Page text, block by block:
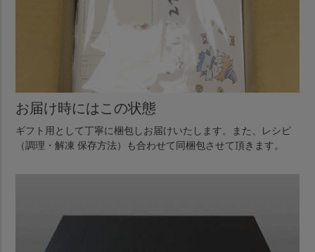
お届け時にはこの状態
ギフト用として丁寧に梱包しお届けいたします。また、レシピ
（調理・解凍 保存方法）も合わせて同梱包させて頂きます。